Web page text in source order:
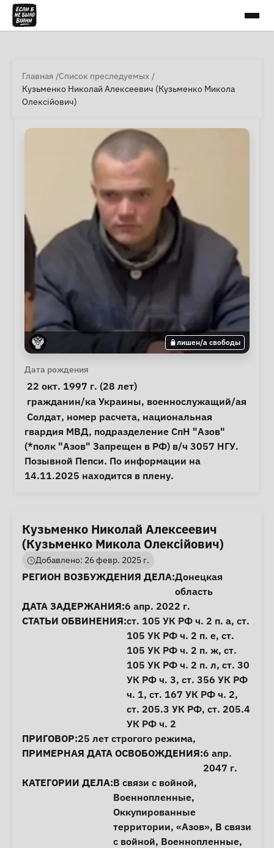
Главная Список преследуемых
Кузьменко Николай Алексеевич (Кузьменко Микола
Олексійович)
лишен/а свободы
Личная информация
Дата рождения
22 окт. 1997 г. (28 лет)
Особые обстоятельства
гражданин/ка Украины, военнослужащий/ая
Примечания
гвардия МВД, подразделение СпН "Азов"
(*полк "Азов" Запрещен в РФ) в/ч 3057 НГУ.
Позывной Пепси. По информации на
14.11.2025 находится в плену.
Кузьменко Николай Алексеевич
(Кузьменко Микола Олексійович)
Добавлено: 26 февр. 2025 г.
Информация о деле
РЕГИОН ВОЗБУЖДЕНИЯ ДЕЛА:Донецкая
область
ДАТА ЗАДЕРЖАНИЯ:6 апр. 2022 г.
СТАТЬИ ОБВИНЕНИЯ:ст. 105 УК РФ ч. 2 п. а, ст.
105 УК РФ ч. 2 п. е, ст.
105 УК РФ ч. 2 п. ж, ст.
105 УК РФ ч. 2 п. л, ст. 30
УК РФ ч. 3, ст. 356 УК РФ
ч. 1, ст. 167 УК РФ ч. 2,
ст. 205.3 УК РФ, ст. 205.4
УК РФ ч. 2
ПРИГОВОР:25 лет строгого режима,
ПРИМЕРНАЯ ДАТА ОСВОБОЖДЕНИЯ:6 апр.
2047 г.
КАТЕГОРИИ ДЕЛА:В связи с войной,
Военнопленные,
Оккупированные
территории, «Азов», В связи
с войной, Военнопленные,